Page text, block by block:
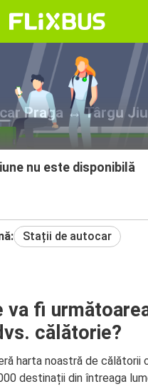
Praga ↔ Târgu Jiu
nu este disponibilă
Stații de autocar
va fi
călătorie?
harta noastră de călătorii
destinații din întreaga